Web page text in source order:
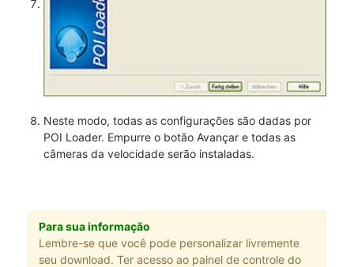
Neste modo, todas as configurações são dadas por
POI Loader. Empurre o botão Avançar e todas as
câmeras da velocidade serão instaladas.
Para sua informação
Lembre-se que você pode personalizar livremente
seu download. Ter acesso ao painel de controle do